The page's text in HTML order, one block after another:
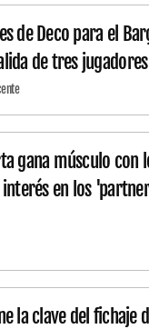
de Deco para el
de tres jugadores
gana músculo con
en los
la clave del fichaje